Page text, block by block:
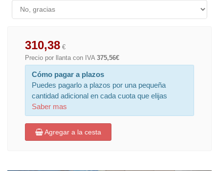
310,38 €
Precio por llanta con IVA 375,56€
Cómo pagar a plazos
Puedes pagarlo a plazos por una pequeña
cantidad adicional en cada cuota que elijas
Saber mas
Agregar a la cesta